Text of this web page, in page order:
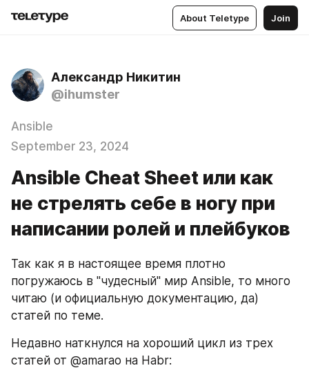
About Teletype Join
Александр Никитин
@ihumster
Ansible
September 23, 2024
Ansible Cheat Sheet или как
не стрелять себе в ногу при
написании ролей и плейбуков
Так как я в настоящее время плотно
погружаюсь в "чудесный" мир Ansible, то много
читаю (и официальную документацию, да)
статей по теме.
Недавно наткнулся на хороший цикл из трех
статей от @amarao на Habr: